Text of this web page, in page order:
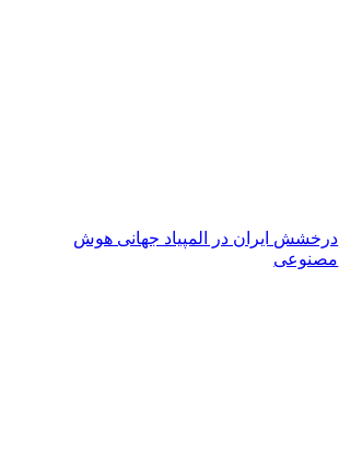
درخشش ایران در المپیاد جهانی هوش
مصنوعی